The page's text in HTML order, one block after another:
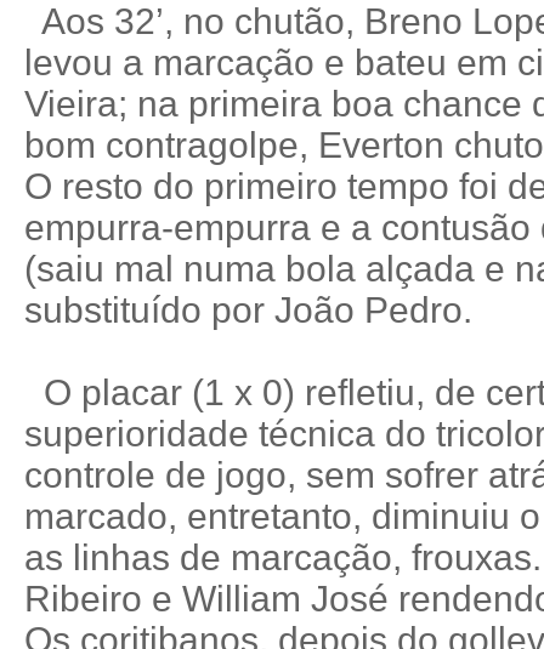
Aos 32’, no chutão, Breno
levou a marcação e bateu em
Vieira; na primeira boa chance
bom contragolpe, Everton
O resto do primeiro tempo foi
empurra-empurra e a
(saiu mal numa bola alçada e
substituído por João Pedro.
O placar (1 x 0) refletiu, de
superioridade técnica do
controle de jogo, sem sofrer
marcado, entretanto, diminuiu
as linhas de marcação,
Ribeiro e William José
Os coritibanos, depois do